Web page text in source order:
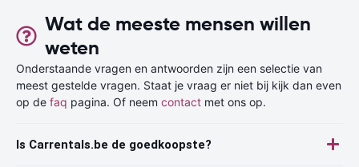
Wat de meeste mensen willen
weten
Onderstaande vragen en antwoorden zijn een selectie van
meest gestelde vragen. Staat je vraag er niet bij kijk dan even
op de faq pagina. Of neem contact met ons op.
Is Carrentals.be de goedkoopste?